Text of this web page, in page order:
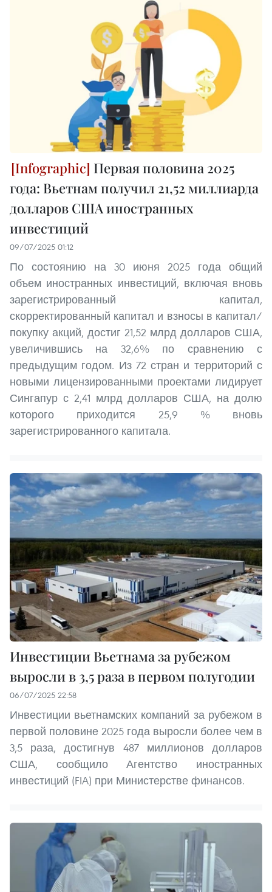
Первая половина 2025
года: Вьетнам получил 21,52 миллиарда
долларов США иностранных
инвестиций
09/07/2025 01:12
По состоянию на 30 июня 2025 года общий
объем иностранных инвестиций, включая вновь
зарегистрированный капитал,
скорректированный капитал и взносы в капитал/
покупку акций, достиг 21,52 млрд долларов США,
увеличившись на 32,6% по сравнению с
предыдущим годом. Из 72 стран и территорий с
новыми лицензированными проектами лидирует
Сингапур с 2,41 млрд долларов США, на долю
которого приходится 25,9 % вновь
зарегистрированного капитала.
Инвестиции Вьетнама за рубежом
выросли в 3,5 раза в первом полугодии
06/07/2025 22:58
Инвестиции вьетнамских компаний за рубежом в
первой половине 2025 года выросли более чем в
3,5 раза, достигнув 487 миллионов долларов
США, сообщило Агентство иностранных
инвестиций (FIA) при Министерстве финансов.